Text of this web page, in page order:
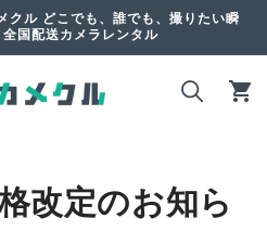
クル どこでも、誰でも、撮りたい瞬
国配送カメラレンタル
ー
改定のお知ら